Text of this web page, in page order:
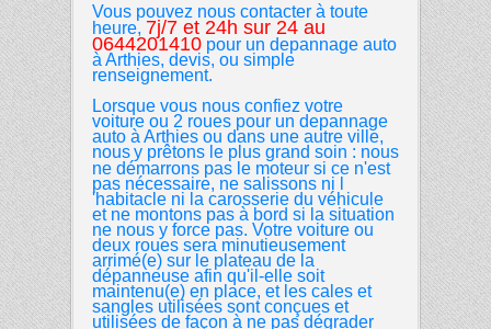
Vous pouvez nous contacter à toute
heure, 7j/7 et 24h sur 24 au
0644201410 pour un depannage auto
à Arthies, devis, ou simple
renseignement.
Lorsque vous nous confiez votre
voiture ou 2 roues pour un depannage
auto à Arthies ou dans une autre ville,
nousy prêtons le plus grand soin : nous
ne démarrons pas le moteur si ce n'est
pas nécessaire, ne salissons ni l
'habitacle ni la carosserie du véhicule
et ne montons pas à bord si la situation
ne nous y force pas. Votre voiture ou
deux roues sera minutieusement
arrimé(e) sur le plateau de la
dépanneuse afin qu'il-elle soit
maintenu(e) en place, et les cales et
sangles utilisées sont conçues et
utilisées de façon à ne pas dégrader